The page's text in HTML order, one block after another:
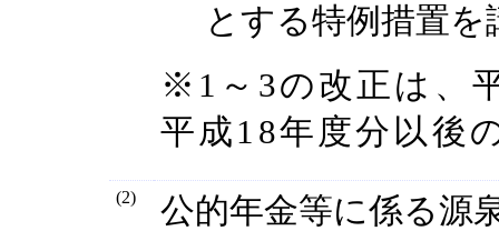
とする特例措置を
※1～3の改正は、
平成18年度分以後
(2)
公的年金等に係る源